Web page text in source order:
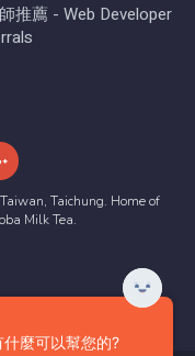
推薦 - Web Developer
Taichung. Home of
Milk Tea.
麼可以幫您的?